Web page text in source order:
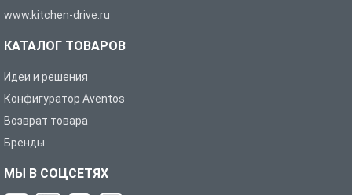
www.kitchen-drive.ru
КАТАЛОГ ТОВАРОВ
Идеи и решения
Конфигуратор Aventos
Возврат товара
Бренды
МЫ В СОЦСЕТЯХ